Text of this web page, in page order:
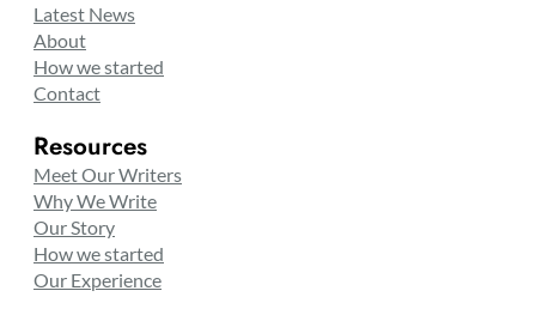
Latest News
About
How we started
Contact
Resources
Meet Our Writers
Why We Write
Our Story
How we started
Our Experience